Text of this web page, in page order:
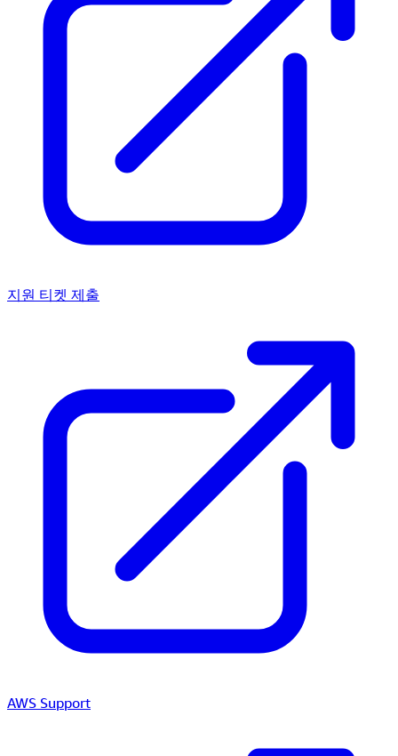
지원 티켓 제출
AWS Support